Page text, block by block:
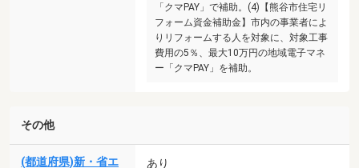
「クマPAY」で補助。(4)【熊谷市住宅リ
フォーム資金補助金】市内の事業者によ
りリフォームする人を対象に、対象工事
費用の5％、最大10万円の地域電子マネ
ー「クマPAY」を補助。
その他
(都道府県)新・省エ
あり